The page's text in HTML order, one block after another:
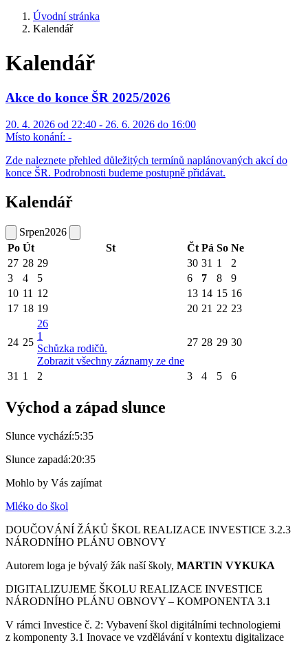
Úvodní stránka
Kalendář
Kalendář
Akce do konce ŠR 2025/2026
20. 4. 2026 od 22:40 - 26. 6. 2026 do 16:00
Místo konání: -
Zde naleznete přehled důležitých termínů naplánovaných akcí do
konce ŠR. Podrobnosti budeme postupně přidávat.
Kalendář
Srpen2026
Po Út St Čt Pá So Ne
27 28 29 30 31 1
2
3
4 5 6 7 8
9
10 11 12 13 14 15 16
17 18 19 20 21 22 23
24 25
26
1
Schůzka rodičů.
Zobrazit všechny záznamy ze dne
27 28 29 30
31 1 2 3 4 5 6
Východ a západ slunce
Slunce vychází:5:35
Slunce zapadá:20:35
Mohlo by Vás zajímat
Mléko do škol
DOUČOVÁNÍ ŽÁKŮ ŠKOL REALIZACE INVESTICE 3.2.3
NÁRODNÍHO PLÁNU OBNOVY
Autorem loga je bývalý žák naší školy, MARTIN VYKUKA
DIGITALIZUJEME ŠKOLU REALIZACE INVESTICE
NÁRODNÍHO PLÁNU OBNOVY – KOMPONENTA 3.1
V rámci Investice č. 2: Vybavení škol digitálními technologiemi
z komponenty 3.1 Inovace ve vzdělávání v kontextu digitalizace